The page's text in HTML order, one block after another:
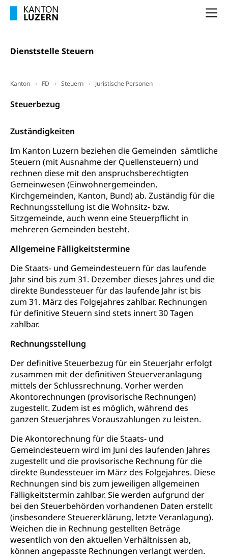
Dienststelle Steuern
Kanton FD Steuern Juristische Personen
Steuerbezug
Zuständigkeiten
Im Kanton Luzern beziehen die Gemeinden sämtliche
Steuern (mit Ausnahme der Quellensteuern) und
rechnen diese mit den anspruchsberechtigten
Gemeinwesen (Einwohnergemeinden,
Kirchgemeinden, Kanton, Bund) ab. Zuständig für die
Rechnungsstellung ist die Wohnsitz- bzw.
Sitzgemeinde, auch wenn eine Steuerpflicht in
mehreren Gemeinden besteht.
Allgemeine Fälligkeitstermine
Die Staats- und Gemeindesteuern für das laufende
Jahr sind bis zum 31. Dezember dieses Jahres und die
direkte Bundessteuer für das laufende Jahr ist bis
zum 31. März des Folgejahres zahlbar. Rechnungen
für definitive Steuern sind stets innert 30 Tagen
zahlbar.
Rechnungsstellung
Der definitive Steuerbezug für ein Steuerjahr erfolgt
zusammen mit der definitiven Steuerveranlagung
mittels der Schlussrechnung. Vorher werden
Akontorechnungen (provisorische Rechnungen)
zugestellt. Zudem ist es möglich, während des
ganzen Steuerjahres Vorauszahlungen zu leisten.
Die Akontorechnung für die Staats- und
Gemeindesteuern wird im Juni des laufenden Jahres
zugestellt und die provisorische Rechnung für die
direkte Bundessteuer im März des Folgejahres. Diese
Rechnungen sind bis zum jeweiligen allgemeinen
Fälligkeitstermin zahlbar. Sie werden aufgrund der
bei den Steuerbehörden vorhandenen Daten erstellt
(insbesondere Steuererklärung, letzte Veranlagung).
Weichen die in Rechnung gestellten Beträge
wesentlich von den aktuellen Verhältnissen ab,
können angepasste Rechnungen verlangt werden.
Unfallversicherung, Berufsunfallversicherung,
Krankheit, Unfall, Prämienverbilligung,
Krankenversicherung (WAS Luzern)
Obligatorische Krankenversicherung (WAS
Kranken- und Unfallversicherung
Lebensmittelsicherheit
Prävention
Tabakprävention, Primärprävention,
Darmkrebsvorsorge
Kantonales Tabakpräventionsprogramm
Gesundheitsförderung
Prävention (Polizei)
Suchtprävention
Gesundheitsversorgung
Soziale Sicherheit
Sozialversicherungen, Sozialpolitik,
Arbeitslosenversicherung,
Mutterschaftsversicherung, Krankenversicherung,
Unfallversicherung, Invalidenversicherung,
Sozialhilfe
Kranken- und Unfallversicherung
(gruezi.lu.ch)
Krankenversicherung (WAS Luzern)
Existenzsicherung - Sozialhilfe
Soziales und Gesellschaft (Dienststelle)
Arbeitslosenversicherung (WAS Luzern)
Invalidenversicherung (WAS Luzern)
Soziale Sicherheit
Sucht und Drogen
Medikamentenabhängigkeit,
Arzneimittelabhängigkeit, Suchtkrankheit,
Drogenabhängige, Drogensüchtige,
Betäubungsmittel, Suchtmittel, Psychopharmaka
Drogen (Polizei)
Sucht
Gesundheitsversorgung
Gesundheitsversorgung, Spital, Pflegeinitiative,
Ambulant vor stationär, AVOS, Patientendossier
Gesundheitsversorgung
AHV / IV
Altersrente, Invalidenrente, Witwenrente,
Sozialversicherung, Vorsorgeeinrichtung,
Pensionskasse, erste Säule, zweite Säule, dritte
Säule, Hilflosenentschädigung,
Ergänzungsleistungen, Altersvorsorge,
Todesfallversicherung
Hilfslosenentschädigung (WAS Luzern)
AHV-Hinterlassenenrente (WAS Luzern)
AHV-Beiträge (WAS Luzern)
Informationsstelle AHV/IV
Ergänzungsleistungen (EL) (WAS Luzern)
AHV-Altersrente (WAS Luzern)
Behinderung
Körperbehinderung, körperliche Behinderung,
geistige Behinderung, psychische Behinderung,
Erwerbsunfähigkeit, Behinderte
Inklusion im Sport
Menschen mit Behinderungen
Kultur und Medien